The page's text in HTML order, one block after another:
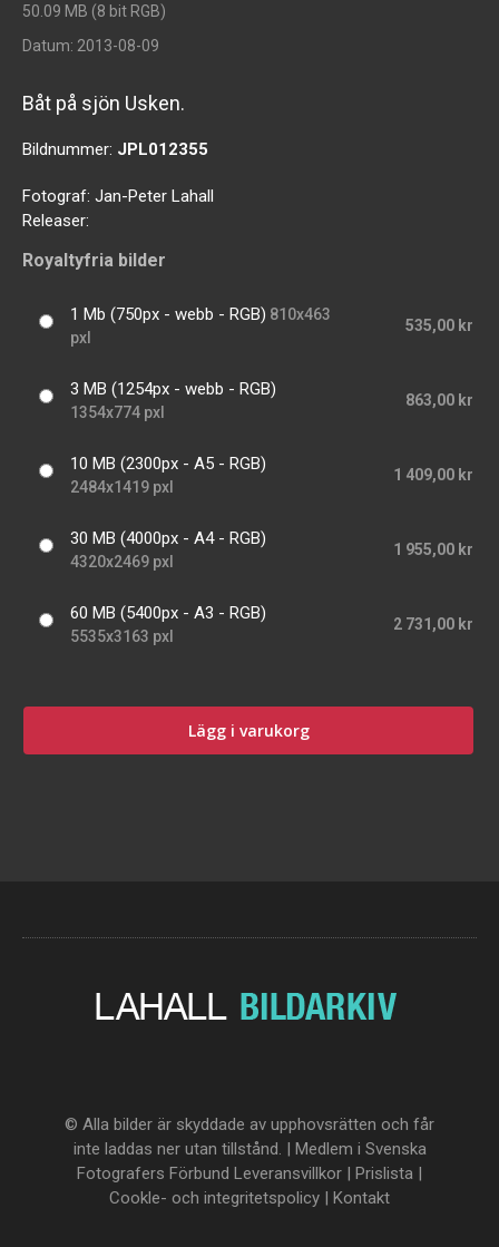
50.09 MB (8 bit RGB)
Datum: 2013-08-09
Båt på sjön Usken.
Bildnummer: JPL012355
Fotograf: Jan-Peter Lahall
Releaser:
Royaltyfria bilder
1 Mb (750px - webb - RGB) 810x463
pxl
535,00 kr
3 MB (1254px - webb - RGB)
1354x774 pxl
863,00 kr
10 MB (2300px - A5 - RGB)
2484x1419 pxl
1 409,00 kr
30 MB (4000px - A4 - RGB)
4320x2469 pxl
1 955,00 kr
60 MB (5400px - A3 - RGB)
5535x3163 pxl
2 731,00 kr
Lägg i varukorg
© Alla bilder är skyddade av upphovsrätten och får
inte laddas ner utan tillstånd. | Medlem i Svenska
Fotografers Förbund Leveransvillkor | Prislista |
Cookle- och integritetspolicy | Kontakt